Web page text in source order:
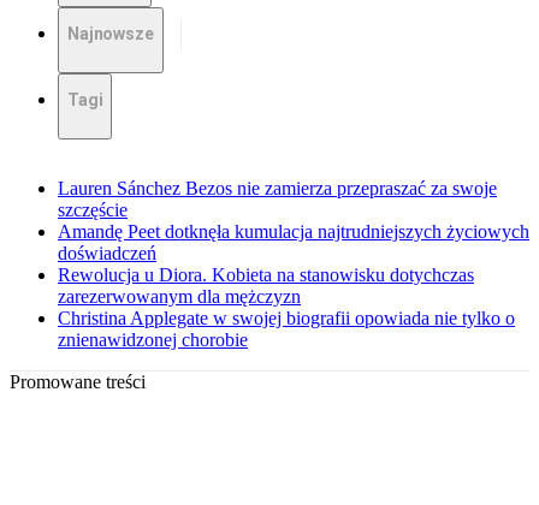
Najnowsze
Tagi
Lauren Sánchez Bezos nie zamierza przepraszać za swoje
szczęście
Amandę Peet dotknęła kumulacja najtrudniejszych życiowych
doświadczeń
Rewolucja u Diora. Kobieta na stanowisku dotychczas
zarezerwowanym dla mężczyzn
Christina Applegate w swojej biografii opowiada nie tylko o
znienawidzonej chorobie
Promowane treści